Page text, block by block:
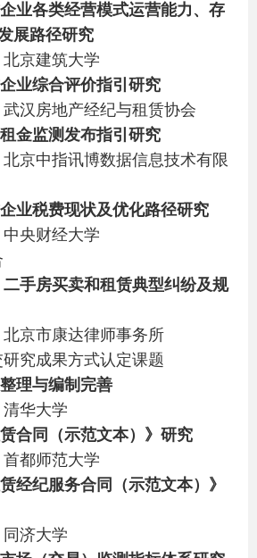
业各类经营模式运营能力、存
展路径研究
京建筑大学
业综合评价指引研究
汉房地产经纪与租赁协会
金监测发布指引研究
京中指讯博数据信息技术有限
业税费现状及优化路径研究
央财经大学
手房买卖和租赁典型纠纷及规
京市康达律师事务所
究成果方式认定课题
理与编制完善
华大学
赁合同（示范文本）》研究
都师范大学
赁经纪服务合同（示范文本）》
济大学